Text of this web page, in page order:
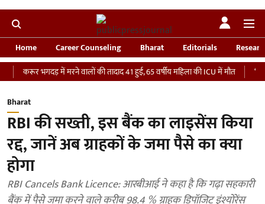
Home Career Counseling Bharat Editorials
भगदड़ में मरने वालों की तादाद 41 हुई, 65 वर्षीय महिला की ICU में मौत
‘भारतीय
Bharat
RBI की सख्ती, इस बैंक का लाइसेंस किया
रद्द, जानें अब ग्राहकों के जमा पैसे का क्या
होगा
RBI Cancels Bank Licence: आरबीआई ने कहा है कि गढ़ा सहकारी
बैंक में पैसे जमा करने वाले करीब 98.4 % ग्राहक डिपॉजिट इंश्योरेंस